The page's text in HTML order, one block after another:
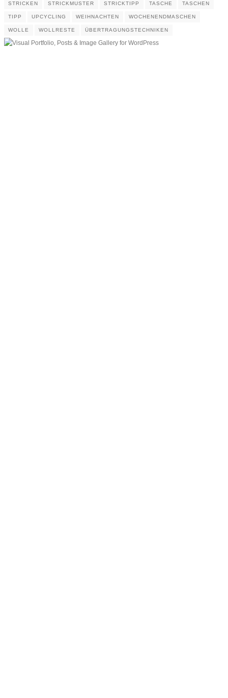
STRICKEN STRICKMUSTER STRICKTIPP TASCHE TASCHEN
TIPP UPCYCLING WEIHNACHTEN WOCHENENDMASCHEN
WOLLE WOLLRESTE ÜBERTRAGUNGSTECHNIKEN